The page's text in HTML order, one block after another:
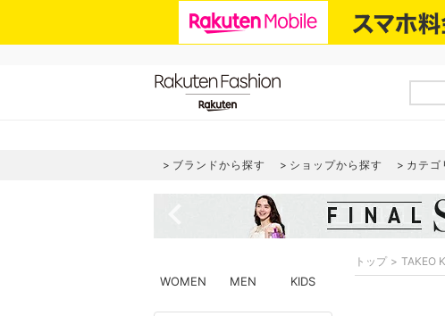
ブランドから探す ショップから探す カテゴ
WOMEN MEN KIDS
トップ TAKEO